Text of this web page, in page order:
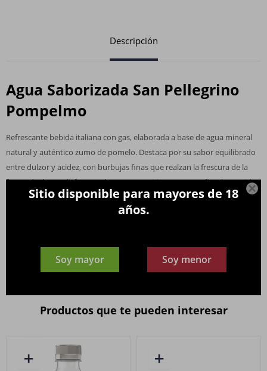

Sitio disponible para mayores de 18
años.
Soy mayor Soy menor
Descripción
Agua Saborizada San Pellegrino
Pompelmo
Refrescante bebida italiana con gas, elaborada a base de agua mineral
natural y auténtico zumo de pomelo. Destaca por su sabor equilibrado
entre dulzor y acidez, con burbujas finas que realzan la frescura de la
fruta. Ideal para disfrutar sola, como aperitivo o acompañando comidas
ligeras.
Su perfil burbujeante y afrutado también la hace perfecta como base
Productos que te pueden interesar